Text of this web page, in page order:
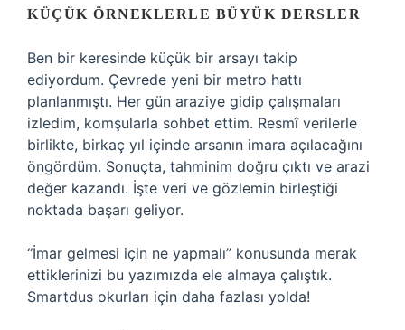
KÜÇÜK ÖRNEKLERLE BÜYÜK DERSLER
Ben bir keresinde küçük bir arsayı takip
ediyordum. Çevrede yeni bir metro hattı
planlanmıştı. Her gün araziye gidip çalışmaları
izledim, komşularla sohbet ettim. Resmî verilerle
birlikte, birkaç yıl içinde arsanın imara açılacağını
öngördüm. Sonuçta, tahminim doğru çıktı ve arazi
değer kazandı. İşte veri ve gözlemin birleştiği
noktada başarı geliyor.
“İmar gelmesi için ne yapmalı” konusunda merak
ettiklerinizi bu yazımızda ele almaya çalıştık.
Smartdus okurları için daha fazlası yolda!